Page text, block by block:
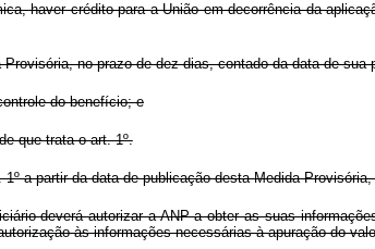
haver crédito para a União em decorrência da
no prazo de dez dias, contado da data de sua
do benefício; e
que trata o art. 1º.
a partir da data de publicação desta Medida
deverá autorizar a ANP a obter as suas
às informações necessárias à apuração do